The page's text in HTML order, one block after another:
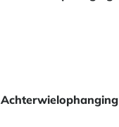
Achterwielophanging